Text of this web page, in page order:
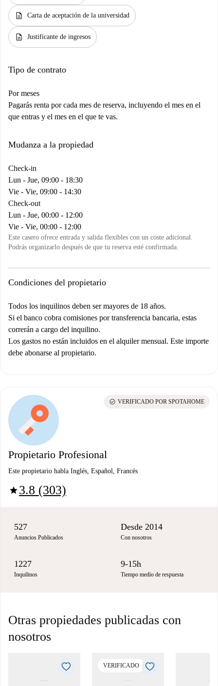
description Carta de aceptación de la universidad
description Justificante de ingresos
Tipo de contrato
Por meses
Pagarás renta por cada mes de reserva, incluyendo el mes en el
que entras y el mes en el que te vas.
Mudanza a la propiedad
Check-in
Lun - Jue, 09:00 - 18:30
Vie - Vie, 09:00 - 14:30
Check-out
Lun - Jue, 00:00 - 12:00
Vie - Vie, 00:00 - 12:00
Este casero ofrece entrada y salida flexibles con un coste adicional.
Podrás organizarlo después de que tu reserva esté confirmada.
Condiciones del propietario
Todos los inquilinos deben ser mayores de 18 años.
Si el banco cobra comisiones por transferencia bancaria, estas
correrán a cargo del inquilino.
Los gastos no están incluidos en el alquiler mensual. Este importe
debe abonarse al propietario.
Propietario Profesional
Este propietario habla Inglés, Español, Francés
star3.8 (303)
check_circle VERIFICADO POR SPOTAHOME
527
Anuncios Publicados
Desde 2014
Con nosotros
1227
Inquilinos
9-15h
Tiempo medio de respuesta
Otras propiedades publicadas con
nosotros
VERIFICADO